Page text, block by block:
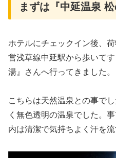
まずは『中延温泉
ホテルにチェックイン後、
営浅草線中延駅から歩いて
湯』さんへ行ってきました。
こちらは天然温泉との事で
く無色透明の温泉でした。
内は清潔で気持ちよく汗を流